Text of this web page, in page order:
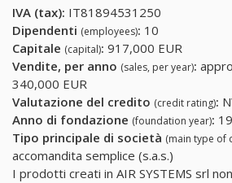
IVA (tax): IT81894531250
Dipendenti (employees): 10
Capitale (capital): 917,000 EUR
Vendite, per anno (sales, per year):
340,000 EUR
Valutazione del credito (credit rating):
Anno di fondazione (foundation year):
Tipo principale di società (main type of
accomandita semplice (s.a.s.)
I prodotti creati in AIR SYSTEMS srl